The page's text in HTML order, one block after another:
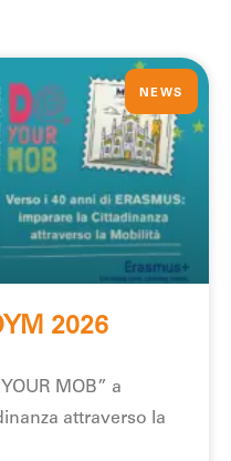
NEWS
2026
MOB” a
attraverso la